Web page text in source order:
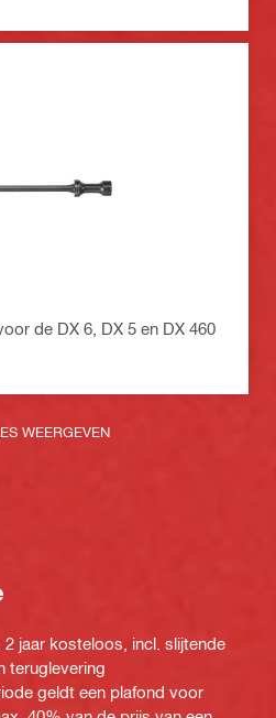
de DX 6, DX 5 en DX 460
WEERGEVEN
jaar kosteloos, incl. slijtende
teruglevering
geldt een plafond voor